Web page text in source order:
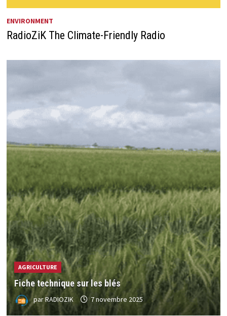
ENVIRONMENT
RadioZiK The Climate-Friendly Radio
AGRICULTURE
Fiche technique sur les blés
parRADIOZIK 7 novembre 2025